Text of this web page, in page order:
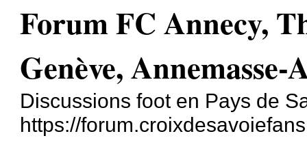
Forum FC Annecy,
Genève,
Discussions foot en Pays de
https://